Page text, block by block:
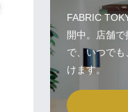
FABRIC
開中。店舗
で、いつで
けます。